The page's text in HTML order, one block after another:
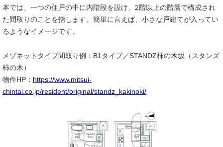
本では、一つの住戸の中に内階段を設け、2階以上の階層で構成され
た間取りのことを指します。簡単に言えば、小さな戸建てが入ってい
るようなイメージです。
メゾネットタイプ間取り例：B1タイプ／STANDZ柿の木坂（スタンズ
柿の木）
物件HP： https://www.mitsui-
chintai.co.jp/resident/original/standz_kakinoki/